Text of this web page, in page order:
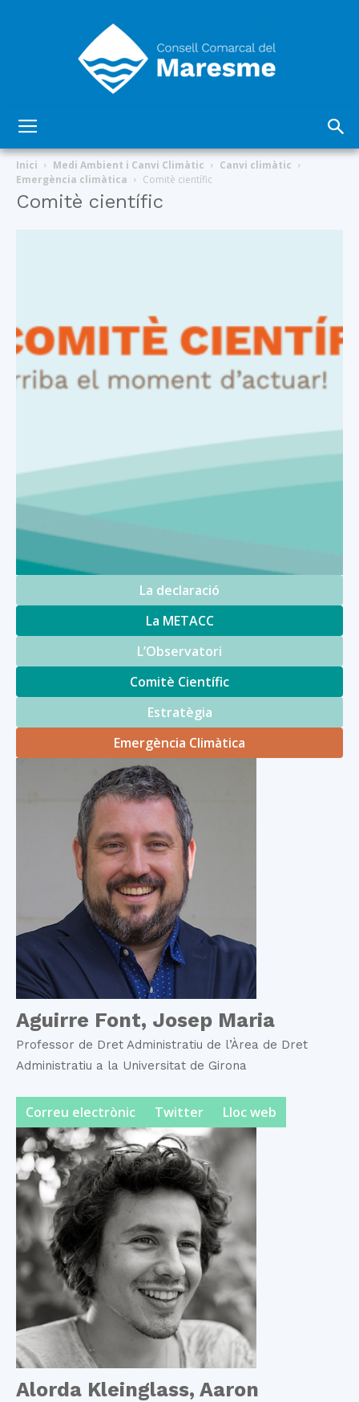
Maresme
Inici Medi Ambient i Canvi Climàtic
Canvi climàtic
Emergència climàtica
Comitè científic
Comitè científic
La declaració
La METACC
L’Observatori
Comitè Científic
Estratègia
Emergència Climàtica
Aguirre Font, Josep Maria
Professor de Dret Administratiu de l’Àrea de Dret
Administratiu a la Universitat de Girona
Correu electrònic Twitter Lloc web
Alorda Kleinglass, Aaron